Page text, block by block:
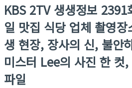
KBS 2TV 생생정보
일 맛집 식당 업체 촬영
생 현장, 장사의 신, 불안
미스터 Lee의 사진 한 컷
파일